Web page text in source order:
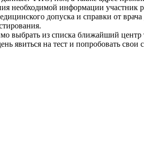
необходимой информации
допуска и справки от
выбрать из списка ближайший центр
явиться на тест и попробовать